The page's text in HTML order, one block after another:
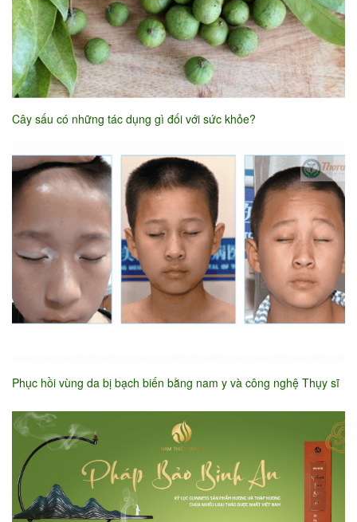
Cây sấu có những tác dụng gì đối với sức khỏe?
Phục hồi vùng da bị bạch biến bằng nam y và công nghệ Thụy sĩ